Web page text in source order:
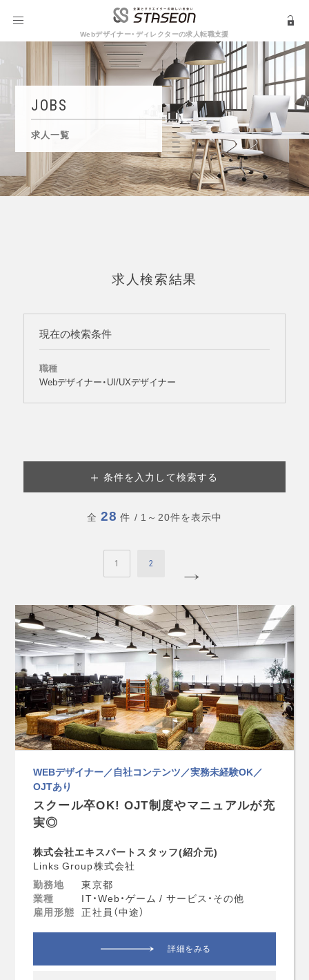
Webデザイナー・ディレクターの求人転職支援
JOBS
求人一覧
求人検索結果
現在の検索条件
職種
Webデザイナー・UI/UXデザイナー
条件を入力して検索する
全 28 件 / 1～20件を表示中
1 2
WEBデザイナー／自社コンテンツ／実務未経験OK／
OJTあり
スクール卒OK! OJT制度やマニュアルが充
実◎
株式会社エキスパートスタッフ(紹介元)
Links Group株式会社
勤務地
東京都
業種
IT・Web・ゲーム / サービス・その他
雇用形態 正社員（中途）
詳細をみる